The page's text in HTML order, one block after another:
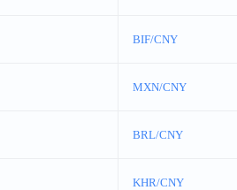
BIF/CNY
MXN/CNY
BRL/CNY
KHR/CNY